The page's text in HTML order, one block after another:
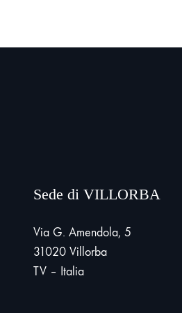
Sede di VILLORBA
Via G. Amendola, 5
31020 Villorba
TV – Italia